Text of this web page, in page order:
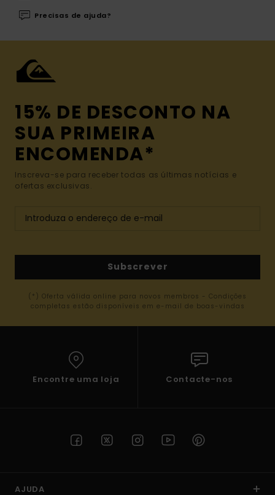
Precisas de ajuda?
15% DE DESCONTO NA
SUA PRIMEIRA
ENCOMENDA*
Inscreva-se para receber todas as últimas notícias e
ofertas exclusivas.
Subscrever
(*) Oferta válida online para novos membros - Condições
completas estão disponíveis em e-mail de boas-vindas
Encontre uma loja Contacte-nos
AJUDA